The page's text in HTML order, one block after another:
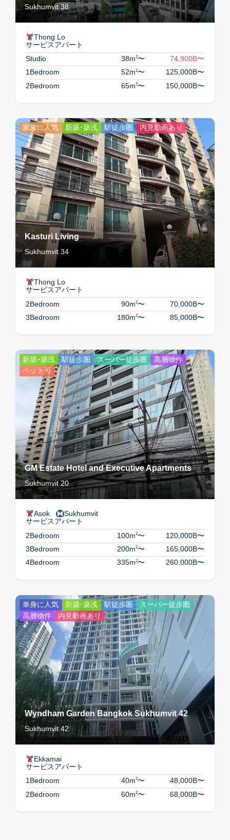
Sukhumvit 38
Thong Lo
サービスアパート
Studio
38m2〜 74,900B〜
1Bedroom
52m2〜 125,000B〜
2Bedroom
65m2〜 150,000B〜
家族に人気 新築・築浅 駅徒歩圏 内見動画あり
Kasturi Living
Sukhumvit 34
Thong Lo
サービスアパート
2Bedroom
90m2〜 70,000B〜
3Bedroom
180m2〜 85,000B〜
新築・築浅 駅徒歩圏 スーパー徒歩圏
高層物件
ペット可
GM Estate Hotel and Executive Apartments
Sukhumvit 20
Asok Sukhumvit
サービスアパート
2Bedroom
100m2〜 120,000B〜
3Bedroom
200m2〜 165,000B〜
4Bedroom
335m2〜 260,000B〜
単身に人気 新築・築浅 駅徒歩圏
スーパー徒歩圏
高層物件
内見動画あり
Wyndham Garden Bangkok Sukhumvit 42
Sukhumvit 42
Ekkamai
サービスアパート
1Bedroom
40m2〜 48,000B〜
2Bedroom
60m2〜 68,000B〜